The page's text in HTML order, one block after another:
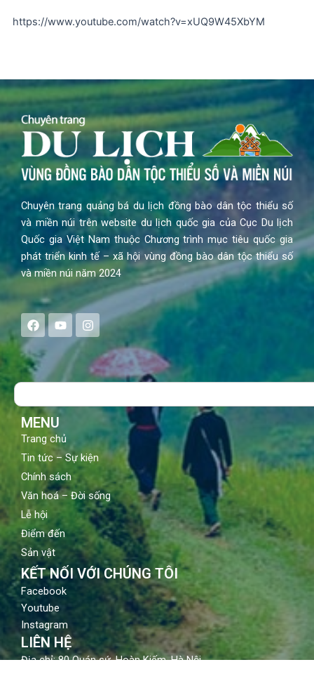
https://www.youtube.com/watch?v=xUQ9W45XbYM
Chuyên trang quảng bá du lịch đồng bào dân tộc thiểu số
và miền núi trên website du lịch quốc gia của Cục Du lịch
Quốc gia Việt Nam thuộc Chương trình mục tiêu quốc gia
phát triển kinh tế – xã hội vùng đồng bào dân tộc thiểu số
và miền núi năm 2024
F
a
e
b
o
Y
o
t
b
I
n
s
a
g
Search
MENU
Trang chủ
Tin tức – Sự kiện
Chính sách
Văn hoá – Đời sống
Lễ hội
Điểm đến
Sản vật
KẾT NỐI VỚI CHÚNG TÔI
Facebook
Youtube
Instagram
LIÊN HỆ
Địa chỉ: 80 Quán sứ, Hoàn Kiếm, Hà Nội